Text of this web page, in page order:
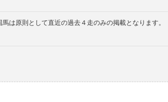
は原則として直近の過去４走のみの掲載となります。